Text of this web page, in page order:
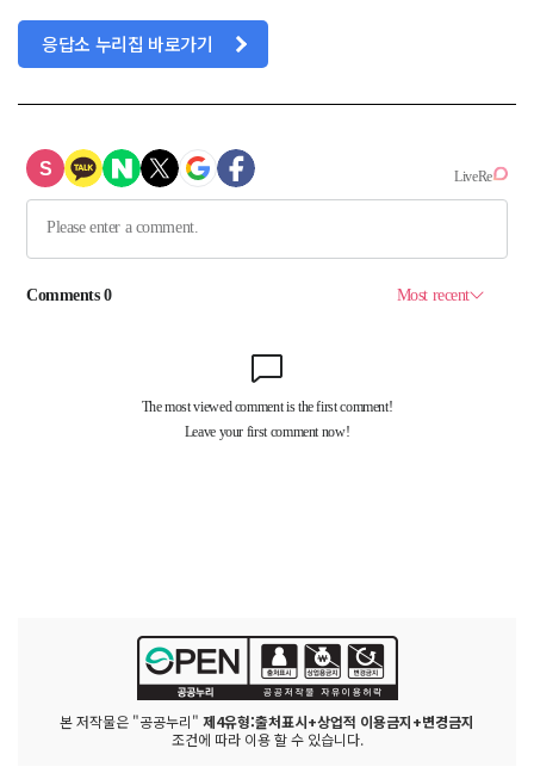
응답소 누리집 바로가기
본 저작물은 "공공누리" 제4유형:출처표시+상업적 이용금지+변경금지
조건에 따라 이용 할 수 있습니다.